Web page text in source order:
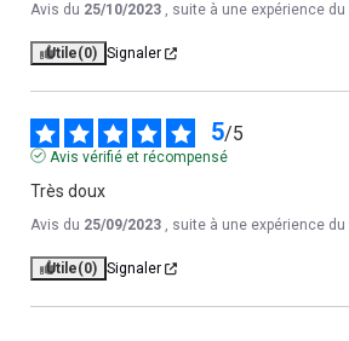
Avis du 25/10/2023 , suite à une expérience du
Utile(0) Signaler
5/5
Avis vérifié et récompensé
Très doux
Avis du 25/09/2023 , suite à une expérience du
Utile(0) Signaler